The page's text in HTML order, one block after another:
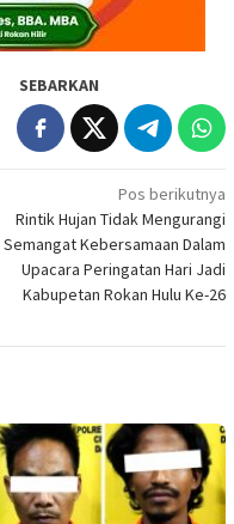
SEBARKAN
Pos berikutnya
Rintik Hujan Tidak Mengurangi
Semangat Kebersamaan Dalam
Upacara Peringatan Hari Jadi
Kabupetan Rokan Hulu Ke-26